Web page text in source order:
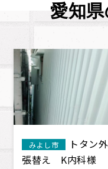
愛知
みよし市
トタン
張替え K内科様